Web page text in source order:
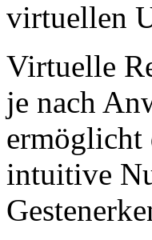
virtuellen
Virtuelle
je nach
intuitive